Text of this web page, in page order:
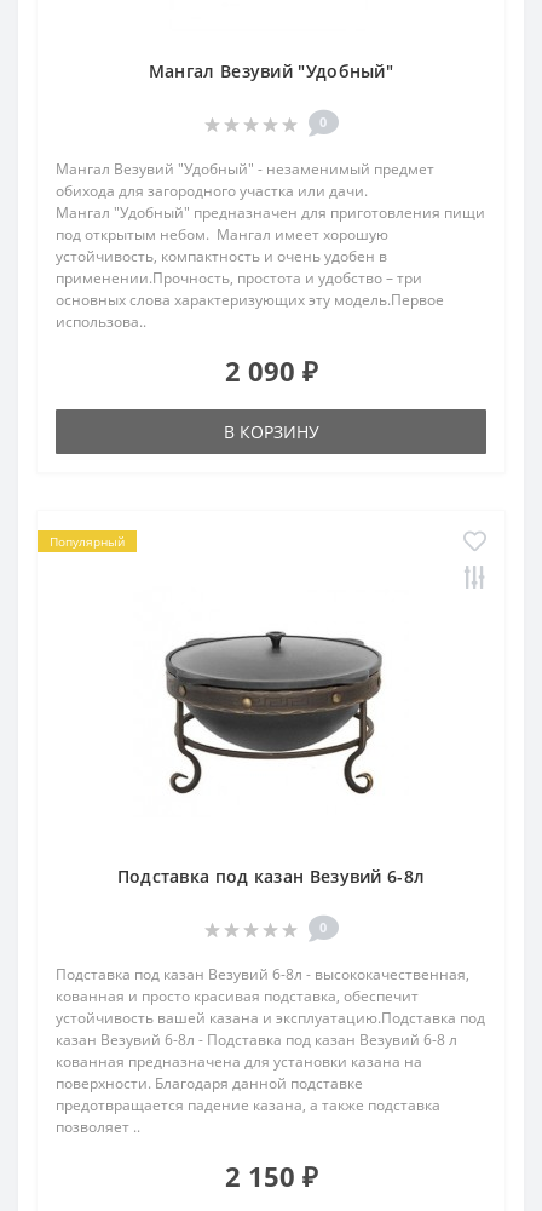
Мангал Везувий "Удобный"
0
Мангал Везувий "Удобный" - незаменимый предмет
обихода для загородного участка или дачи.
Мангал "Удобный" предназначен для приготовления пищи
под открытым небом. Мангал имеет хорошую
устойчивость, компактность и очень удобен в
применении.Прочность, простота и удобство – три
основных слова характеризующих эту модель.Первое
использова..
2 090 ₽
В КОРЗИНУ
Популярный
Подставка под казан Везувий 6-8л
0
Подставка под казан Везувий 6-8л - высококачественная,
кованная и просто красивая подставка, обеспечит
устойчивость вашей казана и эксплуатацию.Подставка под
казан Везувий 6-8л - Подставка под казан Везувий 6-8 л
кованная предназначена для установки казана на
поверхности. Благодаря данной подставке
предотвращается падение казана, а также подставка
позволяет ..
2 150 ₽